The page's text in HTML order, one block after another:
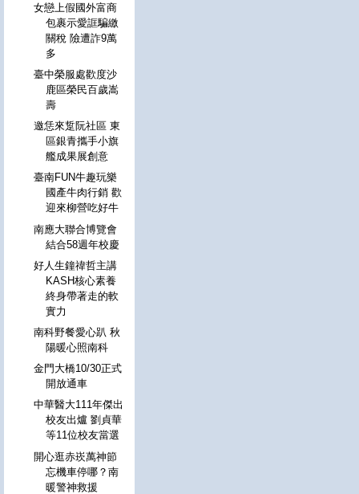
女戀上假國外富商
包裹示愛誆騙繳
關稅 險遭詐9萬
多
臺中榮服處歡度沙
鹿區榮民百歲嵩
壽
邀恁來踅阮社區 東
區銀青攜手小旗
艦成果展創意
臺南FUN牛趣玩樂
國產牛肉行銷 歡
迎來柳營吃好牛
南應大聯合博覽會
結合58週年校慶
好人生鐘禕哲主講
KASH核心素養
終身帶著走的軟
實力
南科野餐愛心趴 秋
陽暖心照南科
金門大橋10/30正式
開放通車
中華醫大111年傑出
校友出爐 劉貞華
等11位校友當選
開心逛赤崁萬神節
忘機車停哪？南
暖警神救援